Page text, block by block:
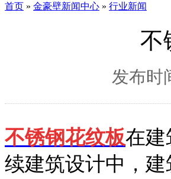
首页 » 金豪壁新闻中心 » 行业新闻
不
发布时
不锈钢花纹板在建
续建筑设计中，